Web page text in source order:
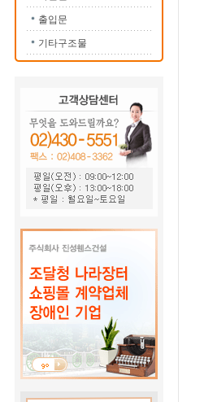
출입문
기타구조물